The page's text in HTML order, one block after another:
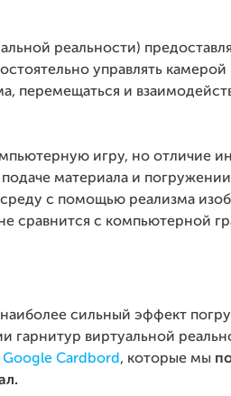
реальности)
управлять камерой
перемещаться и
игру, но отличие
материала и погружении
с помощью реализма
сравнится с компьютерной
наиболее сильный эффект
гарнитур виртуальной
Google Cardbord , которые мы